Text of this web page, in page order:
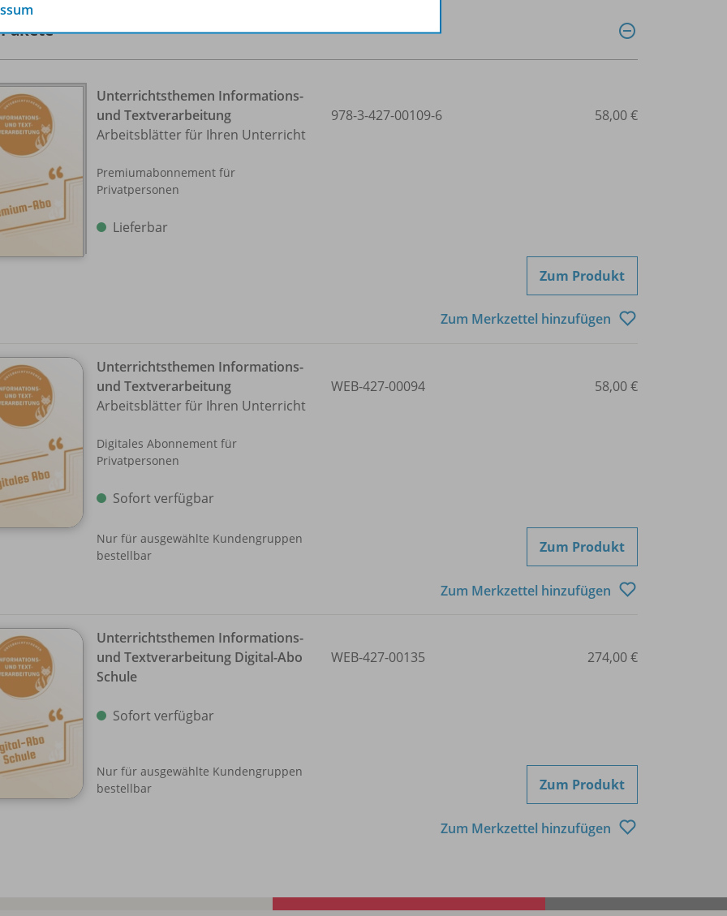
Unterrichtsthemen Informations-
und Textverarbeitung
Arbeitsblätter für Ihren Unterricht
Premiumabonnement für
Privatpersonen
Lieferbar
978-3-427-00109-6 58,00 €
Zum Produkt
Zum Merkzettel hinzufügen
Unterrichtsthemen Informations-
und Textverarbeitung
Arbeitsblätter für Ihren Unterricht
Digitales Abonnement für
Privatpersonen
Sofort verfügbar
Nur für ausgewählte Kundengruppen
bestellbar
WEB-427-00094 58,00 €
Zum Produkt
Zum Merkzettel hinzufügen
Unterrichtsthemen Informations-
und Textverarbeitung Digital-Abo
Schule
Sofort verfügbar
Nur für ausgewählte Kundengruppen
bestellbar
WEB-427-00135 274,00 €
Zum Produkt
Zum Merkzettel hinzufügen